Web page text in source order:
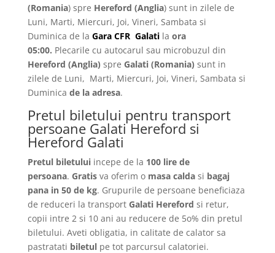
(Romania) spre Hereford (Anglia) sunt in zilele de
Luni, Marti, Miercuri, Joi, Vineri, Sambata si
Duminica de la Gara CFR Galatila ora
05:00. Plecarile cu autocarul sau microbuzul din
Hereford (Anglia) spre Galati (Romania) sunt in
zilele de Luni, Marti, Miercuri, Joi, Vineri, Sambata si
Duminica de la adresa.
Pretul biletului pentru transport
persoane Galati Hereford si
Hereford Galati
Pretul biletuluiincepe de la 100 lire de
persoana. Gratisva oferim o masa caldasi bagaj
pana in 50 de kg. Grupurile de persoane beneficiaza
de reduceri la transport Galati Hereford si retur,
copii intre 2 si 10 ani au reducere de 5o% din pretul
biletului. Aveti obligatia, in calitate de calator sa
pastratati biletulpe tot parcursul calatoriei.